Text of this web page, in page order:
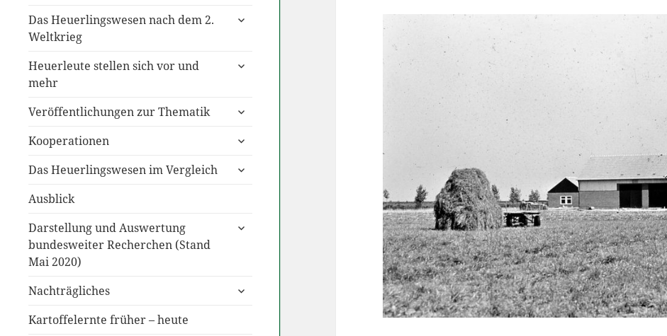
Das Heuerlingswesen nach dem 2.
Weltkrieg
untermenü
Heuerleute stellen sich vor und
mehr
untermenü
Veröffentlichungen zur Thematik
untermenü
Kooperationen
untermenü
Das Heuerlingswesen im Vergleich
untermenü
Ausblick
Darstellung und Auswertung
bundesweiter Recherchen (Stand
Mai 2020)
untermenü
Nachträgliches
untermenü
Kartoffelernte früher – heute